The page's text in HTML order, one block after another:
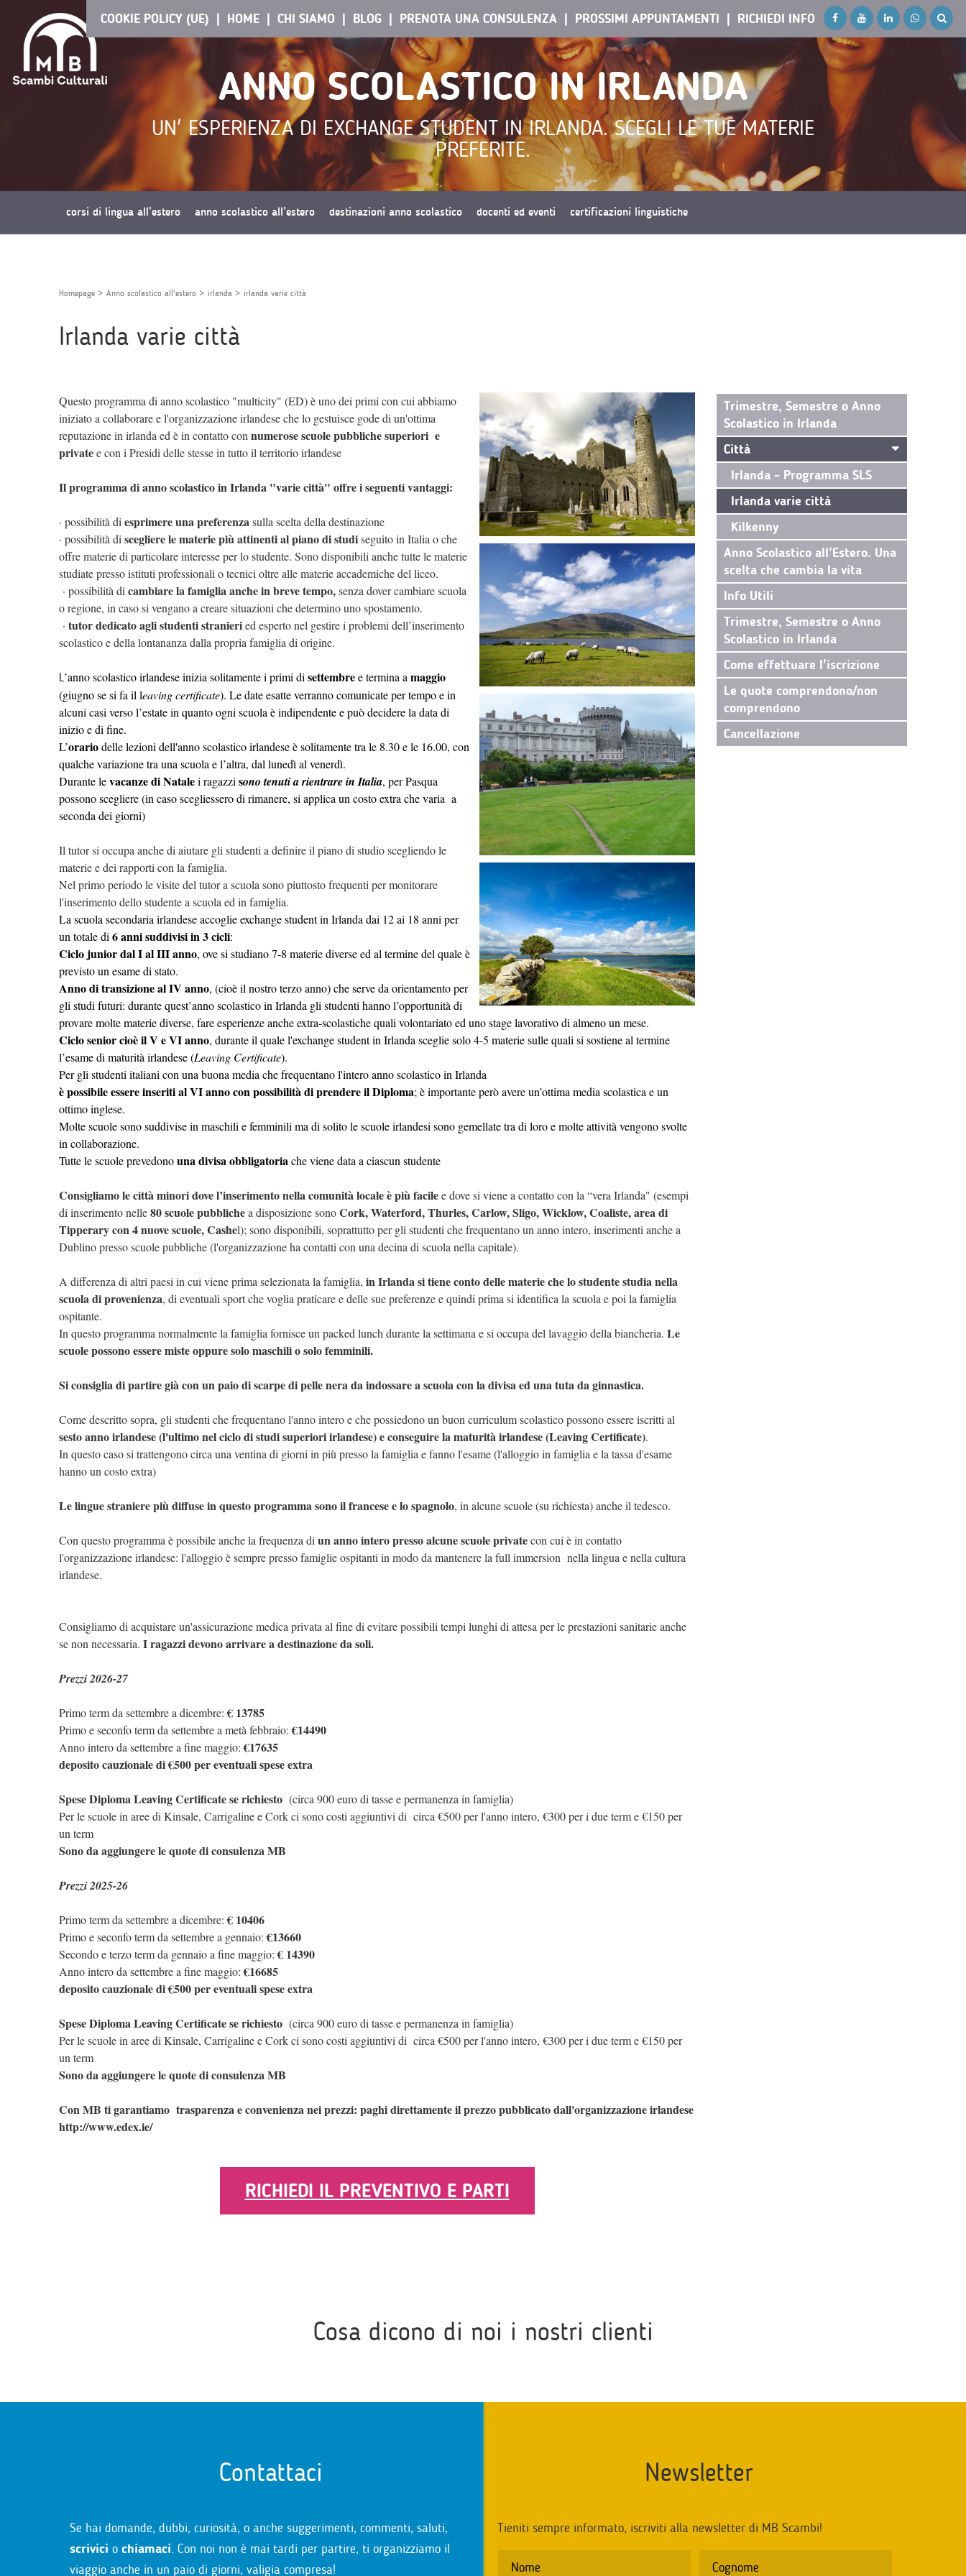
RICHIEDI INFO
PROSSIMI APPUNTAMENTI
PRENOTA UNA CONSULENZA
BLOG
CHI SIAMO
HOME
COOKIE POLICY (UE)
ANNO SCOLASTICO IN IRLANDA
UN' ESPERIENZA DI EXCHANGE STUDENT IN IRLANDA. SCEGLI LE TUE MATERIE
PREFERITE.
corsi di lingua all’estero anno scolastico all’estero destinazioni anno scolastico docenti ed eventi certificazioni linguistiche
Homepage > Anno scolastico all'estero > irlanda > irlanda varie città
Irlanda varie città
Questo programma di anno scolastico "multicity" (ED) è uno dei primi con cui abbiamo
iniziato a collaborare e l'organizzazione irlandese che lo gestuisce gode di un'ottima
reputazione in irlanda ed è in contatto con numerose scuole pubbliche superiori e
privatee con i Presidi delle stesse in tutto il territorio irlandese
Il programma di anno scolastico in Irlanda "varie città" offre i seguenti vantaggi:
· possibilità di esprimere una preferenzasulla scelta della destinazione
· possibilità di scegliere le materie più attinenti al piano di studiseguito in Italia o che
offre materie di particolare interesse per lo studente. Sono disponibili anche tutte le materie
studiate presso istituti professionali o tecnici oltre alle materie accademiche del liceo.
· possibilità di cambiare la famiglia anche in breve tempo,senza dover cambiare scuola
o regione, in caso si vengano a creare situazioni che determino uno spostamento.
· tutor dedicato agli studenti stranieried esperto nel gestire i problemi dell’inserimento
scolastico e della lontananza dalla propria famiglia di origine.
L’anno scolastico irlandese inizia solitamente i primi di settembree termina a maggio
(giugno se si fa il leaving certificate). Le date esatte verranno comunicate per tempo e in
alcuni casi verso l’estate in quanto ogni scuola è indipendente e può decidere la data di
inizio e di fine.
L’orariodelle lezioni dell'anno scolastico irlandese è solitamente tra le 8.30 e le 16.00, con
qualche variazione tra una scuola e l’altra, dal lunedì al venerdì.
Durante levacanze di Natalei ragazzi sono tenuti a rientrare in Italia, per Pasqua
possono scegliere (in caso scegliessero di rimanere, si applica un costo extra che varia a
seconda dei giorni)
Il tutor si occupa anche di aiutare gli studenti a definire il piano di studio scegliendo le
materie e dei rapporti con la famiglia.
Nel primo periodo le visite del tutor a scuola sono piuttosto frequenti per monitorare
l'inserimento dello studente a scuola ed in famiglia.
La scuola secondaria irlandese accoglie exchange student in Irlanda dai 12 ai 18 anni per
un totale di 6 anni suddivisi in 3 cicli:
Ciclo junior dal I al III anno, ove si studiano 7-8 materie diverse ed al termine del quale è
previsto un esame di stato.
Anno di transizione al IV anno, (cioè il nostro terzo anno) che serve da orientamento per
gli studi futuri: durante quest’anno scolastico in Irlanda gli studenti hanno l’opportunità di
provare molte materie diverse, fare esperienze anche extra-scolastiche quali volontariato ed uno stage lavorativo di almeno un mese.
Ciclo senior cioè il V e VI anno, durante il quale l'exchange student in Irlanda sceglie solo 4-5 materie sulle quali si sostiene al termine
l’esame di maturità irlandese (Leaving Certificate).
Per gli studenti italiani con una buona media che frequentano l'intero anno scolastico in Irlanda
è possibile essere inseriti al VI anno con possibilità di prendere il Diploma; è importante però avere un’ottima media scolastica e un
ottimo inglese.
Molte scuole sono suddivise in maschili e femminili ma di solito le scuole irlandesi sono gemellate tra di loro e molte attività vengono svolte
in collaborazione.
Tutte le scuole prevedonouna divisa obbligatoriache viene data a ciascun studente
Consigliamo le città minori dove l’inserimento nella comunità locale è più facilee dove si viene a contatto con la “vera Irlanda" (esempi
di inserimento nelle80 scuole pubblichea disposizione sonoCork, Waterford, Thurles, Carlow, Sligo, Wicklow, Coaliste, area di
Tipperary con 4 nuove scuole, Cashel); sono disponibili, soprattutto per gli studenti che frequentano un anno intero, inserimenti anche a
Dublino presso scuole pubbliche (l'organizzazione ha contatti con una decina di scuola nella capitale).
A differenza di altri paesi in cui viene prima selezionata la famiglia, in Irlanda si tiene conto delle materie che lo studente studia nella
scuola di provenienza, di eventuali sport che voglia praticare e delle sue preferenze e quindi prima si identifica la scuola e poi la famiglia
ospitante.
In questo programma normalmente la famiglia fornisce un packed lunch durante la settimana e si occupa del lavaggio della biancheria. Le
scuole possono essere miste oppure solo maschili o solo femminili.
Si consiglia di partire già con un paio di scarpe di pelle nera da indossare a scuola con la divisa ed una tuta da ginnastica.
Come descritto sopra, gli studenti che frequentano l'anno intero e che possiedono un buon curriculum scolastico possono essere iscritti al
sesto anno irlandese (l'ultimo nel ciclo di studi superiori irlandese) e conseguire la maturità irlandese (Leaving Certificate).
In questo caso si trattengono circa una ventina di giorni in più presso la famiglia e fanno l'esame (l'alloggio in famiglia e la tassa d'esame
hanno un costo extra)
Le lingue straniere più diffuse in questo programma sono il francese e lo spagnolo, in alcune scuole (su richiesta) anche il tedesco.
Con questo programma è possibile anche la frequenza di un anno intero presso alcune scuole privatecon cui è in contatto
l'organizzazione irlandese: l'alloggio è sempre presso famiglie ospitanti in modo da mantenere la full immersion nella lingua e nella cultura
irlandese.
Consigliamo di acquistare un'assicurazione medica privata al fine di evitare possibili tempi lunghi di attesa per le prestazioni sanitarie anche
se non necessaria. I ragazzi devono arrivare a destinazione da soli.
Prezzi 2026-27
Primo term da settembre a dicembre:€ 13785
Primo e seconfo term da settembre a metà febbraio:€14490
Anno intero da settembre a fine maggio:€17635
deposito cauzionale di €500 per eventuali spese extra
Spese Diploma Leaving Certificate se richiesto (circa 900 euro di tasse e permanenza in famiglia)
Per le scuole in aree di Kinsale, Carrigaline e Cork ci sono costi aggiuntivi di circa €500 per l'anno intero, €300 per i due term e €150 per
un term
Sono da aggiungere le quote di consulenza MB
Prezzi 2025-26
Primo term da settembre a dicembre:€ 10406
Primo e seconfo term da settembre a gennaio:€13660
Secondo e terzo term da gennaio a fine maggio:€ 14390
Anno intero da settembre a fine maggio:€16685
deposito cauzionale di €500 per eventuali spese extra
Spese Diploma Leaving Certificate se richiesto (circa 900 euro di tasse e permanenza in famiglia)
Per le scuole in aree di Kinsale, Carrigaline e Cork ci sono costi aggiuntivi di circa €500 per l'anno intero, €300 per i due term e €150 per
un term
Sono da aggiungere le quote di consulenza MB
Con MB ti garantiamo trasparenza e convenienza nei prezzi: paghi direttamente il prezzo pubblicato dall'organizzazione irlandese
http://www.edex.ie/
RICHIEDI IL PREVENTIVO E PARTI
Trimestre, Semestre o Anno
Scolastico in Irlanda
Città
Irlanda - Programma SLS
Irlanda varie città
Kilkenny
Anno Scolastico all'Estero. Una
scelta che cambia la vita
Info Utili
Trimestre, Semestre o Anno
Scolastico in Irlanda
Come effettuare l'iscrizione
Le quote comprendono/non
comprendono
Cancellazione
Cosa dicono di noi i nostri clienti
Contattaci
Se hai domande, dubbi, curiosità, o anche suggerimenti, commenti, saluti,
scrivici o chiamaci. Con noi non è mai tardi per partire, ti organizziamo il
viaggio anche in un paio di giorni, valigia compresa!
Newsletter
Tieniti sempre informato, iscriviti alla newsletter di MB Scambi!